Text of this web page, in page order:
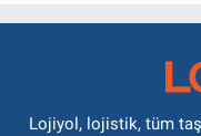
Lojiyol, lojistik, tüm